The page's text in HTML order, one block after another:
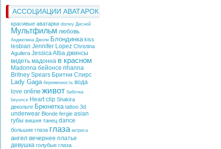
АССОЦИАЦИИ АВАТАРОК
красивые аватарки disney Дисней
Мультфильм любовь
Анджелина Джоли Блондинка kiss
lesbian Jennifer Lopez Christina
Aguilera Jessica Alba джинсы
видеть мадонна в красном
Madonna бейонсе rihanna
Britney Spears Бритни Спирс
Lady Gaga беременность вода
love online живот бабочка
beyonce Heart clip Shakira
декольте Брюнетка tattoo 3d
underwear Blonde fergie asian
губы вишня танец dance
большие глаза глаза актриса
ангел вечернее платье
девушка голубые глаза